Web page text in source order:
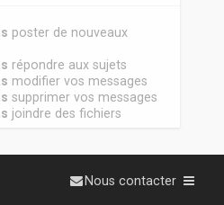
poster de nouveaux
répondre aux sujets
modifier vos messages
supprimer vos messages
joindre des fichiers
Nous contacter